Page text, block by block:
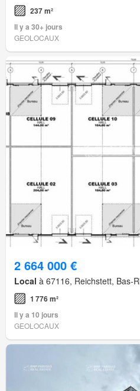
237 m²
Il y a 30+ jours
GEOLOCAUX
2 664 000 €
Local à 67116, Reichstett, Bas-
1 776 m²
Il y a 10 jours
GEOLOCAUX